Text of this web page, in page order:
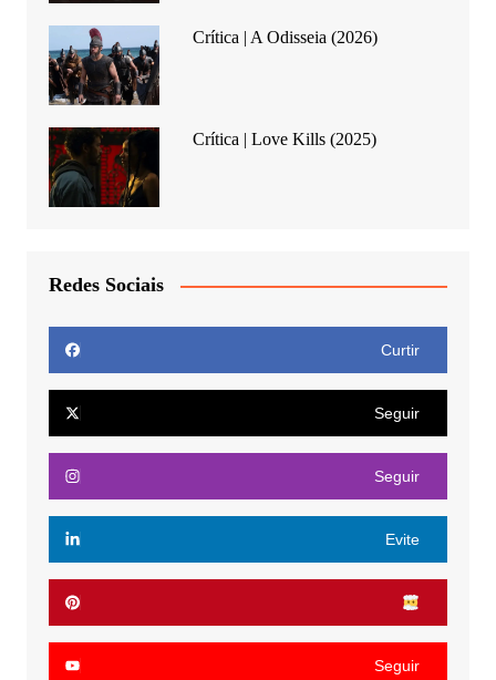
Crítica | A Odisseia (2026)
Crítica | Love Kills (2025)
Redes Sociais
Curtir
Seguir
Seguir
Evite
Seguir